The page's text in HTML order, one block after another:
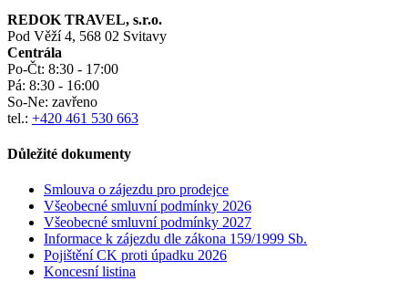
REDOK TRAVEL, s.r.o.
Pod Věží 4, 568 02 Svitavy
Centrála
Po-Čt: 8:30 - 17:00
Pá: 8:30 - 16:00
So-Ne: zavřeno
tel.: +420 461 530 663
Důležité dokumenty
Smlouva o zájezdu pro prodejce
Všeobecné smluvní podmínky 2026
Všeobecné smluvní podmínky 2027
Informace k zájezdu dle zákona 159/1999 Sb.
Pojištění CK proti úpadku 2026
Koncesní listina